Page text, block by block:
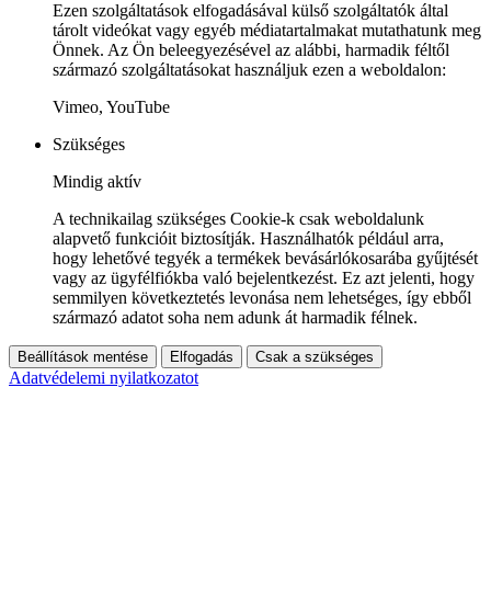
Ezen szolgáltatások elfogadásával külső szolgáltatók által
tárolt videókat vagy egyéb médiatartalmakat mutathatunk meg
Önnek. Az Ön beleegyezésével az alábbi, harmadik féltől
származó szolgáltatásokat használjuk ezen a weboldalon:
Vimeo, YouTube
Szükséges
Mindig aktív
A technikailag szükséges Cookie-k csak weboldalunk
alapvető funkcióit biztosítják. Használhatók például arra,
hogy lehetővé tegyék a termékek bevásárlókosarába gyűjtését
vagy az ügyfélfiókba való bejelentkezést. Ez azt jelenti, hogy
semmilyen következtetés levonása nem lehetséges, így ebből
származó adatot soha nem adunk át harmadik félnek.
Beállítások mentése Elfogadás Csak a szükséges
Adatvédelemi nyilatkozatot